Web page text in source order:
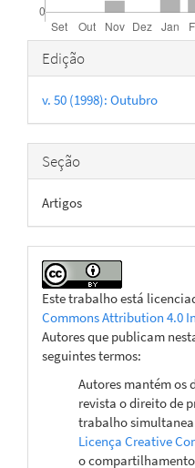
Detalhes
do
artigo
Edição
v. 50 (1998): Outubro
Seção
Artigos
Este trabalho está
Commons Attribution 4.0
Autores que publicam
seguintes termos:
Autores mantém os
revista o direito de
trabalho
Licença Creative
o